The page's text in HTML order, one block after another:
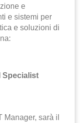
e
e sistemi per
e soluzioni di
Specialist
Manager, sarà il